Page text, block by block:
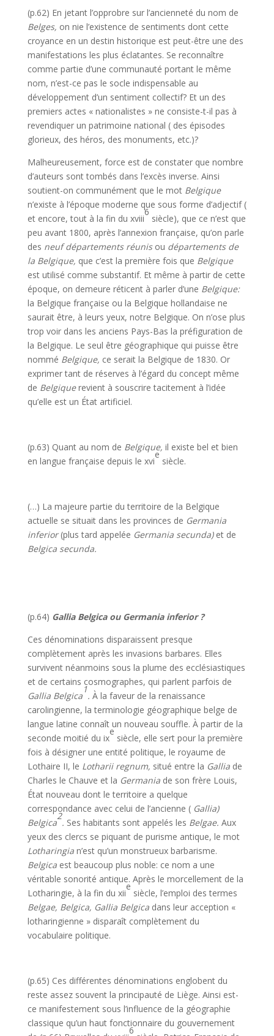
(p.62) En jetant l’opprobre sur l’ancienneté du nom de
Belges, on nie l’exis­tence de sentiments dont cette
croyance en un destin historique est peut-être une des
manifestations les plus éclatantes. Se reconnaître
comme partie d’une communauté portant le même
nom, n’est-ce pas le socle indispensable au
développement d’un sentiment collectif? Et un des
premiers actes « nationalistes » ne consiste-t-il pas à
revendiquer un patrimoine national ( des épisodes
glorieux, des héros, des monuments, etc.)?
Malheureusement, force est de constater que nombre
d’auteurs sont tombés dans l’excès inverse. Ainsi
soutient-on communément que le mot Belgique
n’existe à l’époque moderne que sous forme d’adjectif (
et encore, tout à la fin du xviii
6
siècle), que ce n’est que
peu avant 1800, après l’annexion française, qu’on parle
des neuf départements réunis ou départements de
la Belgique, que c’est la première fois que Belgique
est utilisé comme substantif. Et même à partir de cette
époque, on demeure réticent à parler d’une Belgique:
la Belgique française ou la Belgique hollandaise ne
saurait être, à leurs yeux, notre Belgique. On n’ose plus
trop voir dans les anciens Pays-Bas la préfiguration de
la Belgique. Le seul être géographique qui puisse être
nommé Belgique, ce serait la Belgique de 1830. Or
exprimer tant de réserves à l’égard du concept même
de Belgiquerevient à souscrire tacitement à l’idée
qu’elle est un État artificiel.
(p.63) Quant au nom de Belgique, il existe bel et bien
en langue française depuis le xvi
e
siècle.
(…) La majeure partie du territoire de la Belgique
actuelle se situait dans les provinces de Germania
inferior(plus tard appelée Germania secunda) et de
Belgica secunda.
(p.64) Gallia Belgica ou Germania inferior ?
Ces dénominations disparaissent presque
complètement après les inva­sions barbares. Elles
survivent néanmoins sous la plume des ecclésias­tiques
et de certains cosmographes, qui parlent parfois de
Gallia Belgica
1
. À la faveur de la renaissance
carolingienne, la terminologie géogra­phique belge de
langue latine connaît un nouveau souffle. À partir de la
seconde moitié du ix
e
siècle, elle sert pour la première
fois à désigner une entité politique, le royaume de
Lothaire II, le Lotharii regnum, situé entre la Gallia de
Charles le Chauve et la Germania de son frère Louis,
État nouveau dont le territoire a quelque
correspondance avec celui de l’ancienne ( Gallia)
Belgica
2
. Ses habitants sont appelés les Belgae. Aux
yeux des clercs se piquant de purisme antique, le mot
Lotharingia n’est qu’un monstrueux barbarisme.
Belgica est beaucoup plus noble: ce nom a une
véritable sonorité antique. Après le morcellement de la
Lotharingie, à la fin du xii
e
siècle, l’emploi des termes
Belgae, Belgica, Gallia Belgica dans leur acception «
lotharingienne » disparaît complète­ment du
vocabulaire politique.
(p.65) Ces différentes dénominations englobent du
reste assez souvent la principauté de Liège. Ainsi est-
ce manifestement sous l’influence de la géographie
classique qu’un haut fonctionnaire du gouvernement
6